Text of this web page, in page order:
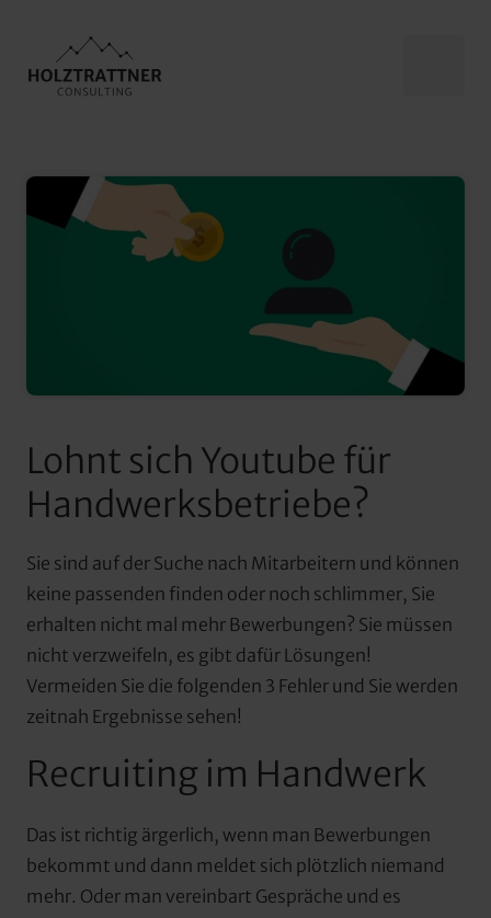
Lohnt sich Youtube für
Handwerksbetriebe?
Sie sind auf der Suche nach Mitarbeitern und können
keine passenden finden oder noch schlimmer, Sie
erhalten nicht mal mehr Bewerbungen? Sie müssen
nicht verzweifeln, es gibt dafür Lösungen!
Vermeiden Sie die folgenden 3 Fehler und Sie werden
zeitnah Ergebnisse sehen!
Recruiting im Handwerk
Das ist richtig ärgerlich, wenn man Bewerbungen
bekommt und dann meldet sich plötzlich niemand
mehr. Oder man vereinbart Gespräche und es